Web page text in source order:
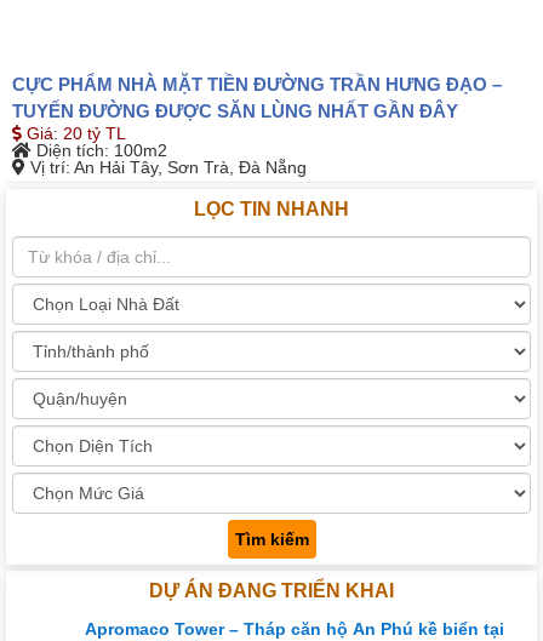
CỰC PHẨM NHÀ MẶT TIỀN ĐƯỜNG TRẦN HƯNG ĐẠO –
TUYẾN ĐƯỜNG ĐƯỢC SĂN LÙNG NHẤT GẦN ĐÂY
Giá: 20 tỷ TL
Diện tích: 100m2
Vị trí: An Hải Tây, Sơn Trà, Đà Nẵng
LỌC TIN NHANH
Tìm kiếm
DỰ ÁN ĐANG TRIỂN KHAI
Apromaco Tower – Tháp căn hộ An Phú kề biển tại